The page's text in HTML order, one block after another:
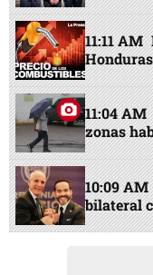
11:11 AM
11:04 AM
zonas
10:09 AM
bilateral